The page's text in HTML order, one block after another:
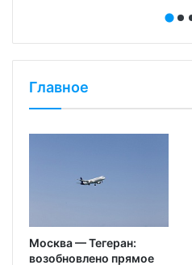
Главное
Москва — Тегеран:
возобновлено прямое